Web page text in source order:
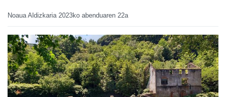
Noaua Aldizkaria 2023ko abenduaren 22a